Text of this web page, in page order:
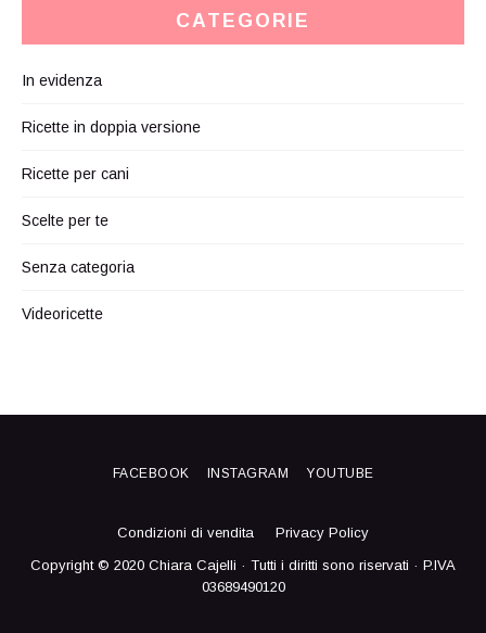
CATEGORIE
In evidenza
Ricette in doppia versione
Ricette per cani
Scelte per te
Senza categoria
Videoricette
FACEBOOK INSTAGRAM YOUTUBE
Condizioni di vendita
Privacy Policy
Copyright © 2020 Chiara Cajelli · Tutti i diritti sono riservati · P.IVA
03689490120